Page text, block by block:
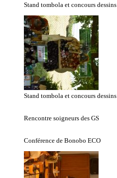
Stand tombola et concours dessins
Stand tombola et concours dessins
Rencontre soigneurs des GS
Conférence de Bonobo ECO